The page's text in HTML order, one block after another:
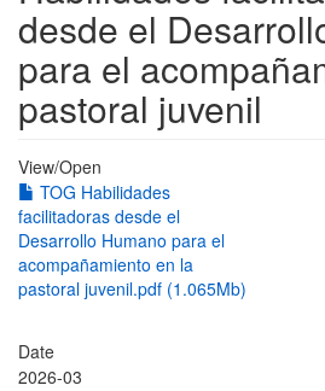
desde el
para el
pastoral juvenil
View/Open
TOG Habilidades
facilitadoras desde el
Desarrollo Humano para el
acompañamiento en la
pastoral juvenil.pdf (1.065Mb)
Date
2026-03